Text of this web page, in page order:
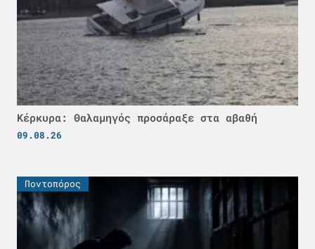
Κέρκυρα: Θαλαμηγός προσάραξε στα αβαθή
09.08.26
Ποντοπόρος